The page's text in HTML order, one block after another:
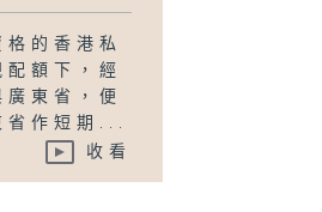
格的香港私
額下，經
東省，便
省作短期...
收看